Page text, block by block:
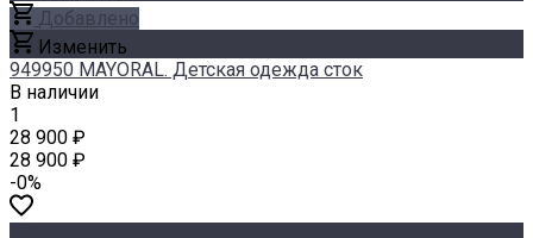
Добавлено
Изменить
949950 MAYORAL. Детская одежда сток
В наличии
1
28 900 ₽
28 900 ₽
-0%